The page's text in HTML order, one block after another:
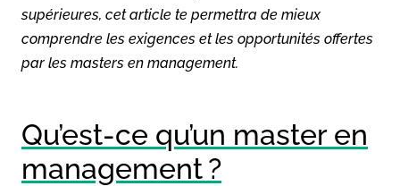
supérieures, cet article te permettra de mieux
comprendre les exigences et les opportunités offertes
par les masters en management.
Qu’est-ce qu’un master en
management ?